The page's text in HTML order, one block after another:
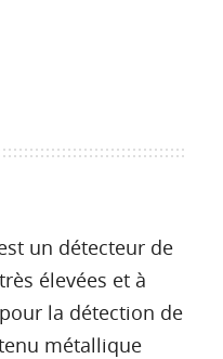
un détecteur de
élevées et à
la détection de
métallique